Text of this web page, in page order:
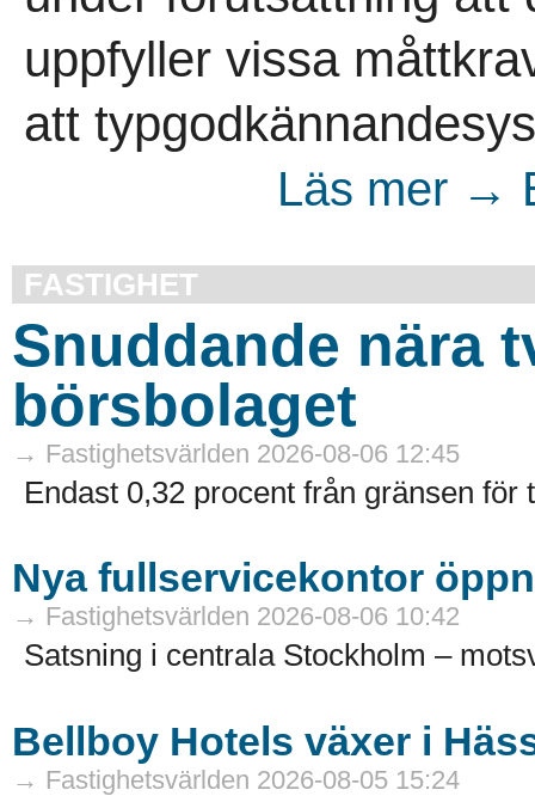
uppfyller vissa
att
Läs mer →
FASTIGHET
Snuddande nära
börsbolaget
→ Fastighetsvärlden 2026-08-06 12:45
Endast 0,32 procent från gränsen för
Nya fullservicekontor
→ Fastighetsvärlden 2026-08-06 10:42
Satsning i centrala Stockholm –
Bellboy Hotels växer i
→ Fastighetsvärlden 2026-08-05 15:24